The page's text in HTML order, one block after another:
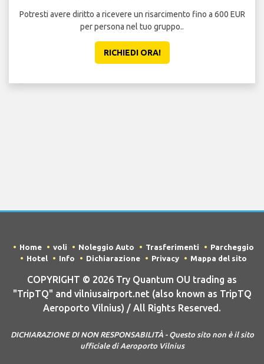
Potresti avere diritto a ricevere un risarcimento fino a 600 EUR
per persona nel tuo gruppo..
RICHIEDI ORA!
Home voli Noleggio Auto Trasferimenti
Parcheggio
Hotel
Info Dichiarazione Privacy Mappa del sito
COPYRIGHT © 2026 Try Quantum OU trading as
"TripTQ" and vilniusairport.net (also known as TripTQ
Aeroporto Vilnius) / All Rights Reserved.
DICHIARAZIONE DI NON RESPONSABILITÀ - Questo sito non è il sito
ufficiale di Aeroporto Vilnius